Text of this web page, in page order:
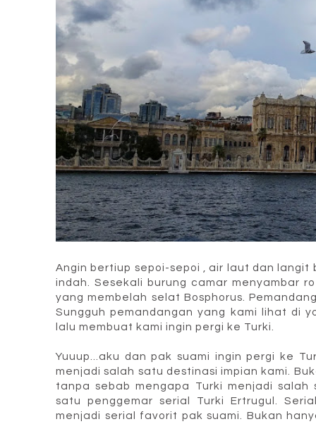
Angin bertiup sepoi-sepoi , air laut dan
indah. Sesekali burung camar menyambar
yang membelah selat Bosphorus.
Sungguh pemandangan yang kami lihat di
lalu membuat kami ingin pergi ke Turki.
Yuuup...aku dan pak suami ingin pergi ke
menjadi salah satu destinasi impian kami.
tanpa sebab mengapa Turki menjadi
satu penggemar serial Turki Ertrugul.
menjadi serial favorit pak suami. Bukan